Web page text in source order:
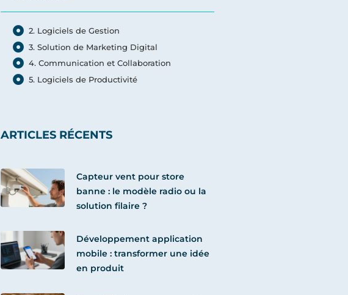
2. Logiciels de Gestion
3. Solution de Marketing Digital
4. Communication et Collaboration
5. Logiciels de Productivité
ARTICLES RÉCENTS
Capteur vent pour store
banne : le modèle radio ou la
solution filaire ?
Développement application
mobile : transformer une idée
en produit